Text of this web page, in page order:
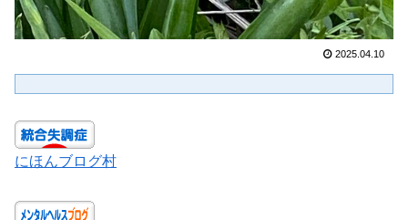
2025.04.10
にほんブログ村